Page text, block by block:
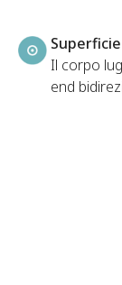
Il corpo
end